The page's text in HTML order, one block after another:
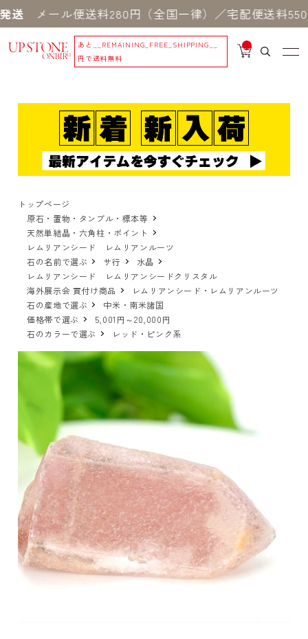
ル便送料280円（全国一律）／宅配便送料550円
あと
__REMAINING_FREE_SHIPPING__
円で送料無料
__
IT
_
トップページ
原石・置物・タンブル・標本等
天然単結晶・六角柱・ポイント
レムリアンシード レムリアンルーツ
石の名前で選ぶ
サ行
水晶
レムリアンシード レムリアンシードクリスタル
海外展示会 買付け商品
レムリアンシード・レムリアンルーツ
石の産地で選ぶ
中米・南米諸国
価格帯で選ぶ
5,001円～20,000円
石のカラーで選ぶ
レッド・ピンク系